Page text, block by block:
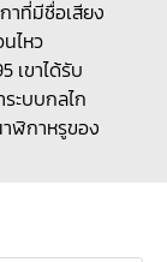
ที่มีชื่อเสียง
ไหว
เขาได้รับ
ะบบกลไก
ฬิกาหรูของ